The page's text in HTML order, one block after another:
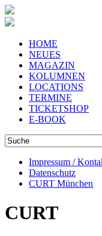
HOME
NEUES
MAGAZIN
KOLUMNEN
LOCATIONS
TERMINE
TICKETSHOP
E-BOOK
Impressum /
Datenschutz
CURT München
CURT